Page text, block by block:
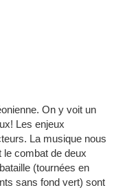
On y voit un
Les enjeux
La musique nous
le combat de deux
(tournées en
sans fond vert) sont